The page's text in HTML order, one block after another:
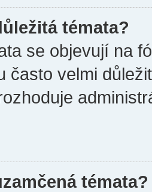
témata?
se objevují na
často velmi
témata?